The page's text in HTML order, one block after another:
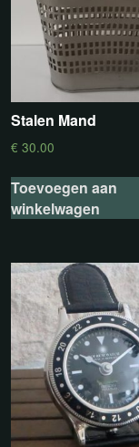
Stalen Mand
€ 30.00
Toevoegen aan
winkelwagen